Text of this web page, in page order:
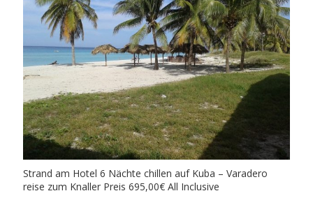
Strand am Hotel 6 Nächte chillen auf Kuba – Varadero
reise zum Knaller Preis 695,00€ All Inclusive